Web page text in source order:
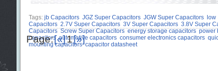
Tags: jb Capacitors JGZ Super Capacitors JGW Super Capacitors low
Capacitors 2.7V Super Capacitors 3V Super Capacitors 3.8V Super
Capacitors Screw Super Capacitors energy storage capacitors power
capacitors automotive capacitors consumer electronics capacitors
mounting capacitors capacitor datasheet
Page:[«]1[»]